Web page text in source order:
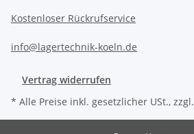
Kostenloser Rückrufservice
info@lagertechnik-koeln.de
Vertrag widerrufen
* Alle Preise inkl. gesetzlicher USt., zzgl.